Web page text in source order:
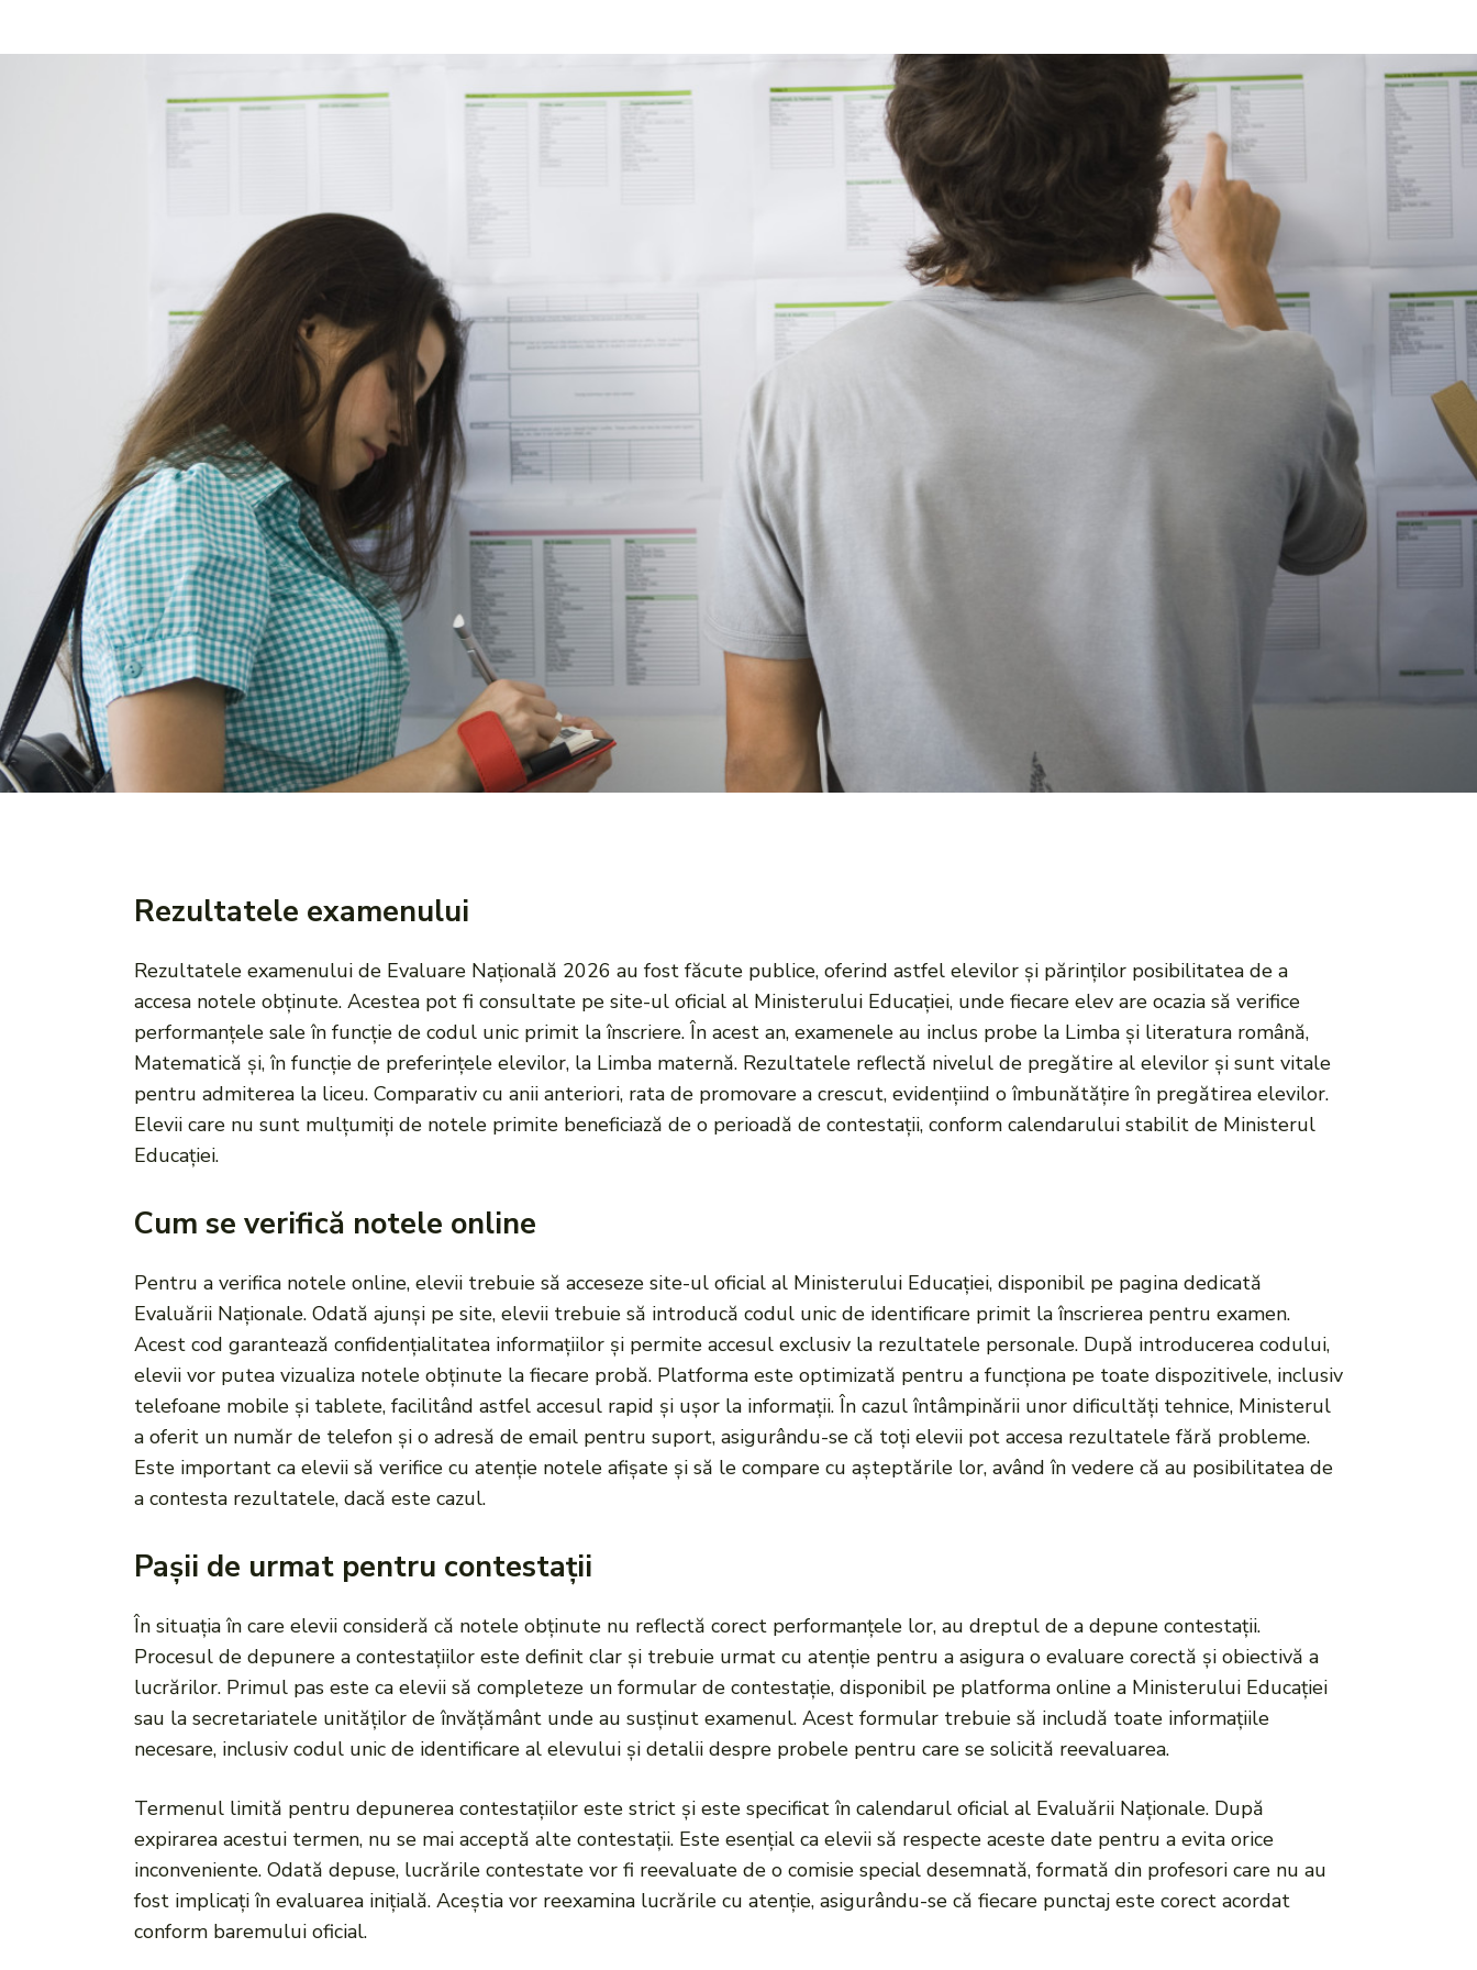
Rezultatele examenului
Rezultatele examenului de Evaluare Națională 2026 au fost făcute publice, oferind astfel elevilor și părinților posibilitatea de a
accesa notele obținute. Acestea pot fi consultate pe site-ul oficial al Ministerului Educației, unde fiecare elev are ocazia să verifice
performanțele sale în funcție de codul unic primit la înscriere. În acest an, examenele au inclus probe la Limba și literatura română,
Matematică și, în funcție de preferințele elevilor, la Limba maternă. Rezultatele reflectă nivelul de pregătire al elevilor și sunt vitale
pentru admiterea la liceu. Comparativ cu anii anteriori, rata de promovare a crescut, evidențiind o îmbunătățire în pregătirea elevilor.
Elevii care nu sunt mulțumiți de notele primite beneficiază de o perioadă de contestații, conform calendarului stabilit de Ministerul
Educației.
Cum se verifică notele online
Pentru a verifica notele online, elevii trebuie să acceseze site-ul oficial al Ministerului Educației, disponibil pe pagina dedicată
Evaluării Naționale. Odată ajunși pe site, elevii trebuie să introducă codul unic de identificare primit la înscrierea pentru examen.
Acest cod garantează confidențialitatea informațiilor și permite accesul exclusiv la rezultatele personale. După introducerea codului,
elevii vor putea vizualiza notele obținute la fiecare probă. Platforma este optimizată pentru a funcționa pe toate dispozitivele, inclusiv
telefoane mobile și tablete, facilitând astfel accesul rapid și ușor la informații. În cazul întâmpinării unor dificultăți tehnice, Ministerul
a oferit un număr de telefon și o adresă de email pentru suport, asigurându-se că toți elevii pot accesa rezultatele fără probleme.
Este important ca elevii să verifice cu atenție notele afișate și să le compare cu așteptările lor, având în vedere că au posibilitatea de
a contesta rezultatele, dacă este cazul.
Pașii de urmat pentru contestații
În situația în care elevii consideră că notele obținute nu reflectă corect performanțele lor, au dreptul de a depune contestații.
Procesul de depunere a contestațiilor este definit clar și trebuie urmat cu atenție pentru a asigura o evaluare corectă și obiectivă a
lucrărilor. Primul pas este ca elevii să completeze un formular de contestație, disponibil pe platforma online a Ministerului Educației
sau la secretariatele unităților de învățământ unde au susținut examenul. Acest formular trebuie să includă toate informațiile
necesare, inclusiv codul unic de identificare al elevului și detalii despre probele pentru care se solicită reevaluarea.
Termenul limită pentru depunerea contestațiilor este strict și este specificat în calendarul oficial al Evaluării Naționale. După
expirarea acestui termen, nu se mai acceptă alte contestații. Este esențial ca elevii să respecte aceste date pentru a evita orice
inconveniente. Odată depuse, lucrările contestate vor fi reevaluate de o comisie special desemnată, formată din profesori care nu au
fost implicați în evaluarea inițială. Aceștia vor reexamina lucrările cu atenție, asigurându-se că fiecare punctaj este corect acordat
conform baremului oficial.